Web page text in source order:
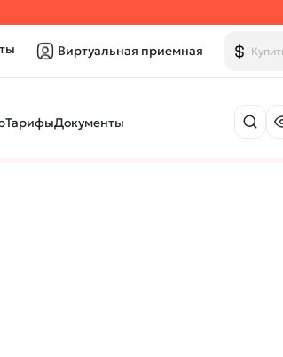
Виртуальная приемная
ТарифыДокументы